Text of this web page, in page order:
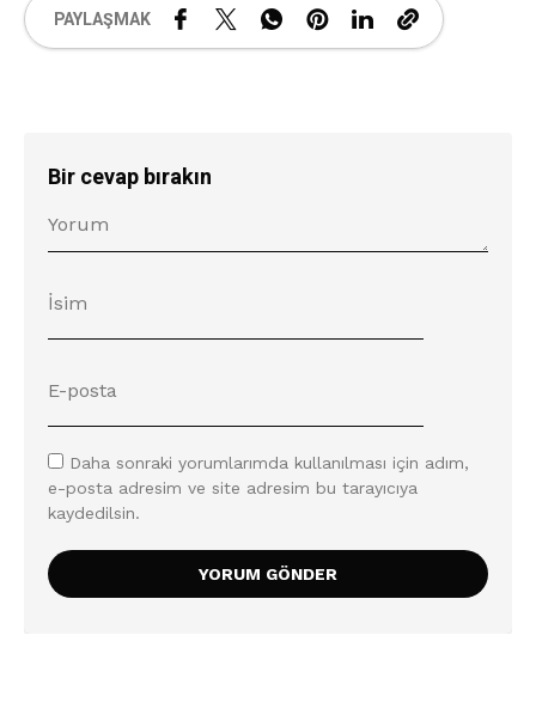
PAYLAŞMAK
Bir cevap bırakın
Daha sonraki yorumlarımda kullanılması için adım,
e-posta adresim ve site adresim bu tarayıcıya
kaydedilsin.